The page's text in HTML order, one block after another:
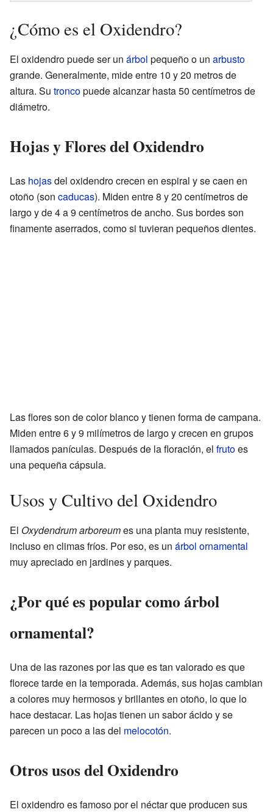
¿Cómo es el Oxidendro?
El oxidendro puede ser un árbol pequeño o un arbusto
grande. Generalmente, mide entre 10 y 20 metros de
altura. Su troncopuede alcanzar hasta 50 centímetros de
diámetro.
Hojas y Flores del Oxidendro
Las hojasdel oxidendro crecen en espiral y se caen en
otoño (son caducas). Miden entre 8 y 20 centímetros de
largo y de 4 a 9 centímetros de ancho. Sus bordes son
finamente aserrados, como si tuvieran pequeños dientes.
Las flores son de color blanco y tienen forma de campana.
Miden entre 6 y 9 milímetros de largo y crecen en grupos
llamados panículas. Después de la floración, el frutoes
una pequeña cápsula.
Usos y Cultivo del Oxidendro
El Oxydendrum arboreumes una planta muy resistente,
incluso en climas fríos. Por eso, es un árbol ornamental
muy apreciado en jardines y parques.
¿Por qué es popular como árbol
ornamental?
Una de las razones por las que es tan valorado es que
florece tarde en la temporada. Además, sus hojas cambian
a colores muy hermosos y brillantes en otoño, lo que lo
hace destacar. Las hojas tienen un sabor ácido y se
parecen un poco a las del melocotón.
Otros usos del Oxidendro
El oxidendro es famoso por el néctar que producen sus